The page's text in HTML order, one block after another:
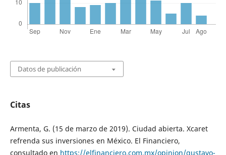
Datos de publicación
Citas
Armenta, G. (15 de marzo de 2019). Ciudad abierta. Xcaret
refrenda sus inversiones en México. El Financiero,
consultado en https://elfinanciero.com.mx/opinion/gustavo-